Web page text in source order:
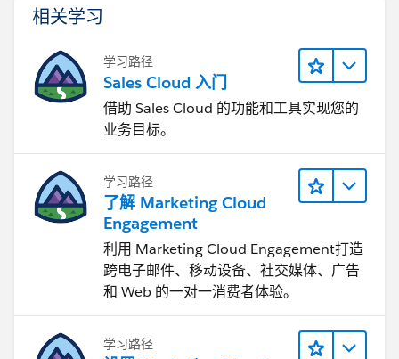
相关学习
学习路径
Sales Cloud 入门
借助 Sales Cloud 的功能和工具实现您的
业务目标。
学习路径
了解 Marketing Cloud
Engagement
利用 Marketing Cloud Engagement​打造
跨电子邮件、移动设备、社交媒体、广告
和 Web 的一对一消费者体验。
学习路径